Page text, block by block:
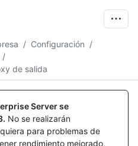
/ Configuración /
/
de salida
Server se
. No se realizarán
para problemas de
rendimiento mejorado,